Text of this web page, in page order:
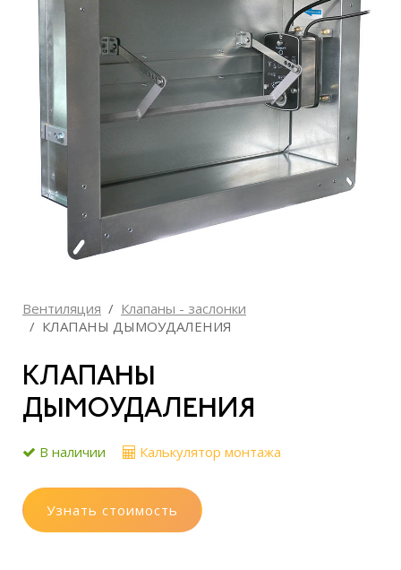
Вентиляция
Клапаны - заслонки
КЛАПАНЫ ДЫМОУДАЛЕНИЯ
КЛАПАНЫ
ДЫМОУДАЛЕНИЯ
В наличии Калькулятор монтажа
Узнать стоимость